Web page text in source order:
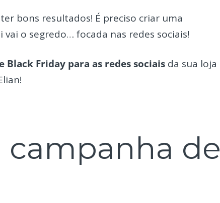
bons resultados! É preciso criar uma
o segredo… focada nas redes sociais!
Friday para as redes sociais da sua loja
campanha de